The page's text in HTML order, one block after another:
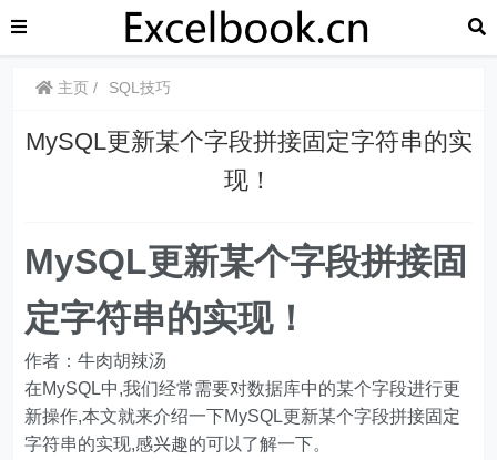
主页 SQL技巧
MySQL更新某个字段拼接固定字符串的实
现！
MySQL更新某个字段拼接固
定字符串的实现！
作者：牛肉胡辣汤
在MySQL中,我们经常需要对数据库中的某个字段进行更
新操作,本文就来介绍一下MySQL更新某个字段拼接固定
字符串的实现,感兴趣的可以了解一下。